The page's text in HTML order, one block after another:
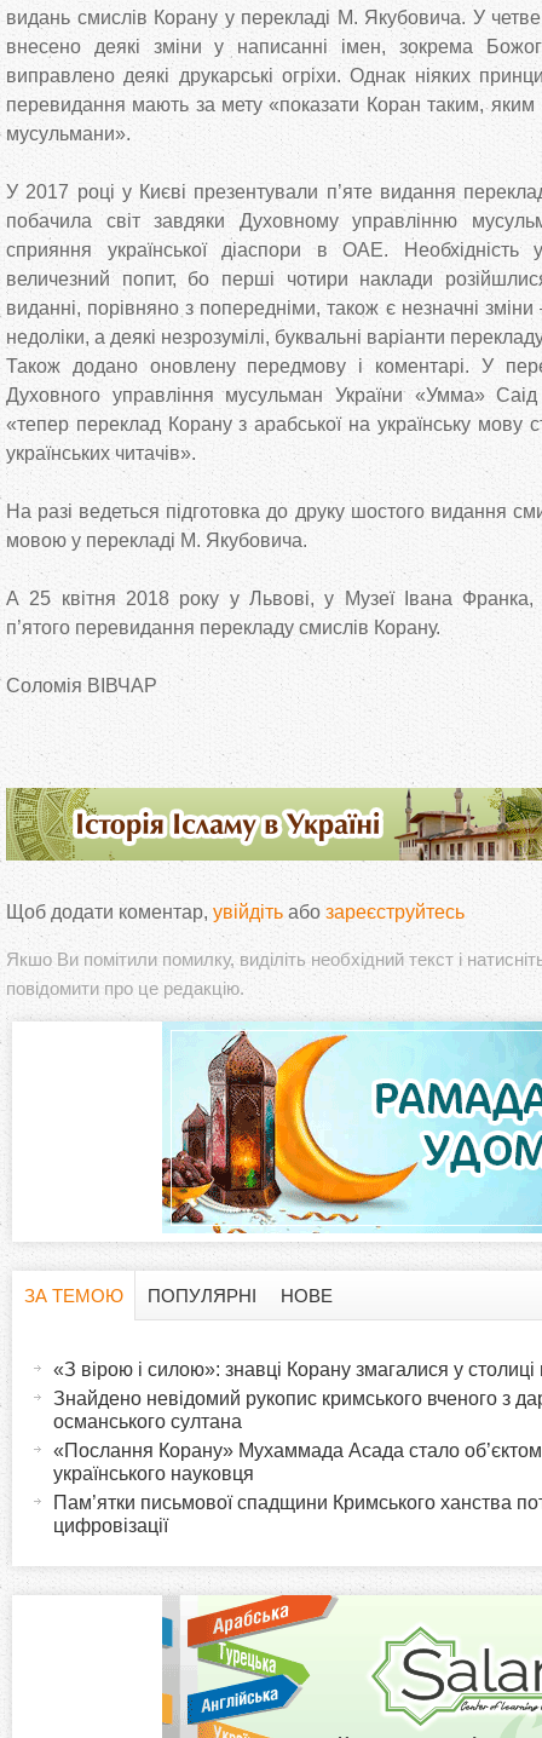
видань смислів Корану у перекладі М. Якубовича. У
внесено деякі зміни у написанні імен, зокрема
виправлено деякі друкарські огріхи. Однак ніяких
перевидання мають за мету «показати Коран таким, яким
мусульмани».
У 2017 році у Києві презентували п’яте видання
побачила світ завдяки Духовному управлінню
сприяння української діаспори в ОАЕ.
величезний попит, бо перші чотири наклади
виданні, порівняно з попередніми, також є незначні
недоліки, а деякі незрозумілі, буквальні варіанти
Також додано оновлену передмову і коментарі. У
Духовного управління мусульман України «Умма»
«тепер переклад Корану з арабської на українську мову
українських читачів».
На разі ведеться підготовка до друку шостого видання
мовою у перекладі М. Якубовича.
А 25 квітня 2018 року у Львові, у Музеї Івана Франка,
п’ятого перевидання перекладу смислів Корану.
Соломія ВІВЧАР
Щоб додати коментар, увійдіть або зареєструйтесь
Якшо Ви помітили помилку, виділіть необхідний текст і
повідомити про це редакцію.
z
ЗА ТЕМОЮ
в
к
ПОПУЛЯРНІ НОВЕ
«З вірою і силою»: знавці Корану змагалися у столиці
Знайдено невідомий рукопис кримського вченого з
османського султана
«Послання Корану» Мухаммада Асада стало
українського науковця
Пам’ятки письмової спадщини Кримського ханства
цифровізації